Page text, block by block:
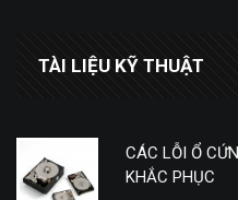
TÀI LIỆU KỸ THUẬT
CÁC LỖI Ổ
KHẮC PHỤC